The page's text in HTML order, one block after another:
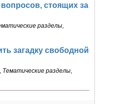
стоящих за
разделы
загадку свободной
Тематические разделы